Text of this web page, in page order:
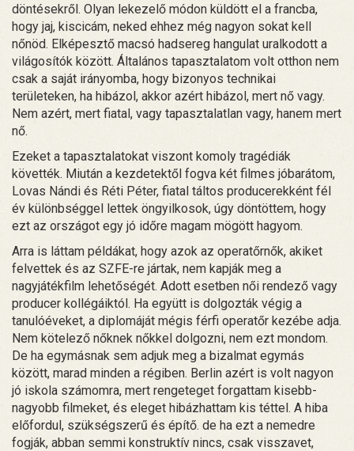
döntésekről. Olyan lekezelő módon küldött el a francba,
hogy jaj, kiscicám, neked ehhez még nagyon sokat kell
nőnöd. Elképesztő macsó hadsereg hangulat uralkodott a
világosítók között. Általános tapasztalatom volt otthon nem
csak a saját irányomba, hogy bizonyos technikai
területeken, ha hibázol, akkor azért hibázol, mert nő vagy.
Nem azért, mert fiatal, vagy tapasztalatlan vagy, hanem mert
nő.
Ezeket a tapasztalatokat viszont komoly tragédiák
követték. Miután a kezdetektől fogva két filmes jóbarátom,
Lovas Nándi és Réti Péter, fiatal táltos producerekként fél
év különbséggel lettek öngyilkosok, úgy döntöttem, hogy
ezt az országot egy jó időre magam mögött hagyom.
Arra is láttam példákat, hogy azok az operatőrnők, akiket
felvettek és az SZFE-re jártak, nem kapják meg a
nagyjátékfilm lehetőségét. Adott esetben női rendező vagy
producer kollégáiktól. Ha együtt is dolgozták végig a
tanulóéveket, a diplomáját mégis férfi operatőr kezébe adja.
Nem kötelező nőknek nőkkel dolgozni, nem ezt mondom.
De ha egymásnak sem adjuk meg a bizalmat egymás
között, marad minden a régiben. Berlin azért is volt nagyon
jó iskola számomra, mert rengeteget forgattam kisebb-
nagyobb filmeket, és eleget hibázhattam kis téttel. A hiba
előfordul, szükségszerű és építő. de ha ezt a nemedre
fogják, abban semmi konstruktív nincs, csak visszavet,